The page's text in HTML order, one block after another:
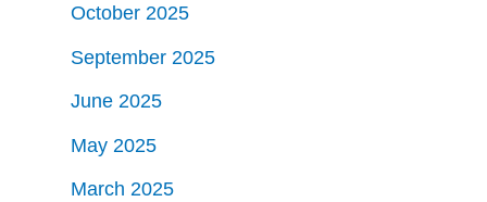
October 2025
September 2025
June 2025
May 2025
March 2025